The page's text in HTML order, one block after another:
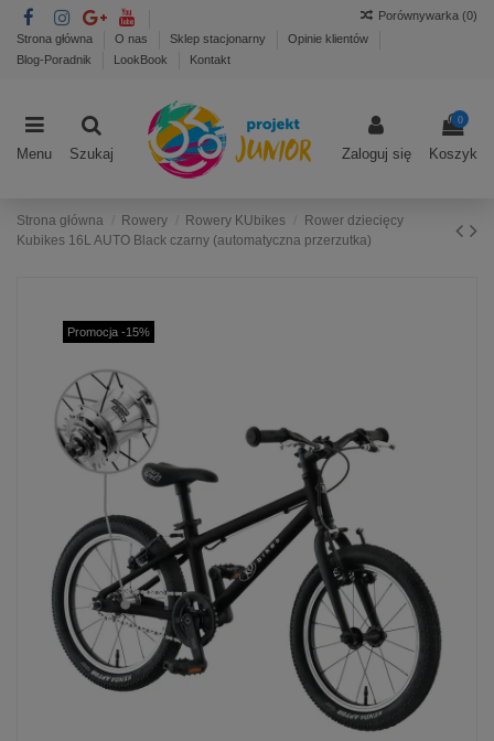
Strona główna O nas Sklep stacjonarny
Opinie klientów
Blog-Poradnik
LookBook Kontakt
Porównywarka (0)
Menu Szukaj Zaloguj się
0
Koszyk
Strona główna Rowery Rowery KUbikes
Rower dziecięcy
Kubikes 16L AUTO Black czarny (automatyczna przerzutka)
Promocja -15%